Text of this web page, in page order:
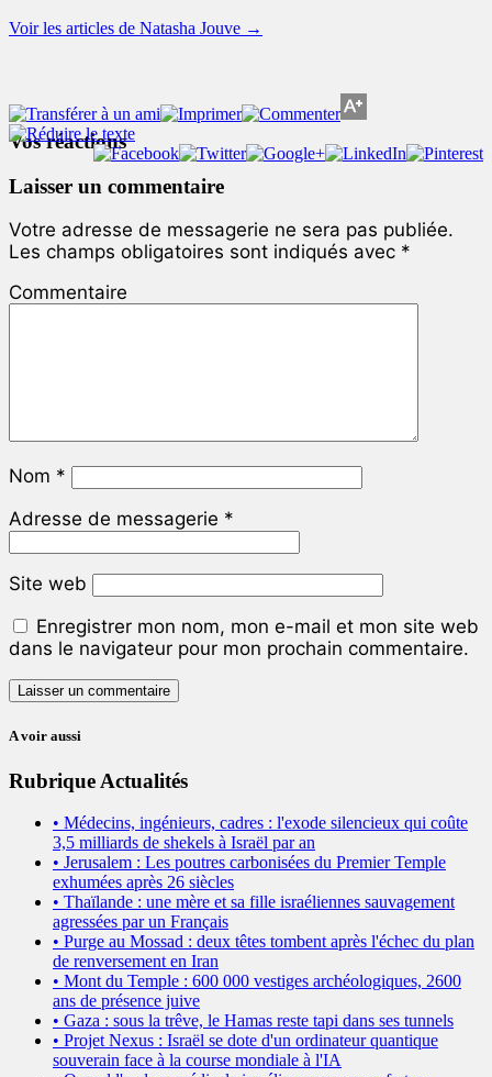
Voir les articles de Natasha Jouve →
Vos réactions
Laisser un commentaire
Votre adresse de messagerie ne sera pas publiée.
Les champs obligatoires sont indiqués avec *
Commentaire
Nom *
Adresse de messagerie *
Site web
Enregistrer mon nom, mon e-mail et mon site web
dans le navigateur pour mon prochain commentaire.
A voir aussi
Rubrique Actualités
• Médecins, ingénieurs, cadres : l'exode silencieux qui coûte
3,5 milliards de shekels à Israël par an
• Jerusalem : Les poutres carbonisées du Premier Temple
exhumées après 26 siècles
• Thaïlande : une mère et sa fille israéliennes sauvagement
agressées par un Français
• Purge au Mossad : deux têtes tombent après l'échec du plan
de renversement en Iran
• Mont du Temple : 600 000 vestiges archéologiques, 2600
ans de présence juive
• Gaza : sous la trêve, le Hamas reste tapi dans ses tunnels
• Projet Nexus : Israël se dote d'un ordinateur quantique
souverain face à la course mondiale à l'IA